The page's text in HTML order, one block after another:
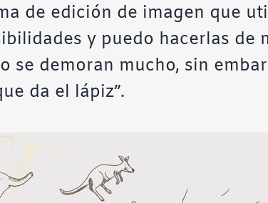
de edición de imagen que
y puedo hacerlas de
se demoran mucho, sin
da el lápiz”.